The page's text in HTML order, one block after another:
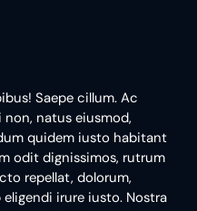
Saepe cillum. Ac
natus eiusmod,
quidem iusto habitant
odit dignissimos, rutrum
repellat, dolorum,
irure iusto. Nostra